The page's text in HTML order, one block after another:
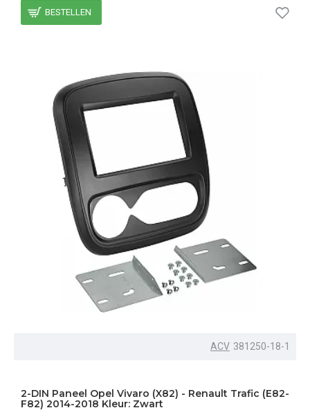
BESTELLEN
ACV 381250-18-1
2-DIN Paneel Opel Vivaro (X82) - Renault Trafic (E82-
F82) 2014-2018 Kleur: Zwart